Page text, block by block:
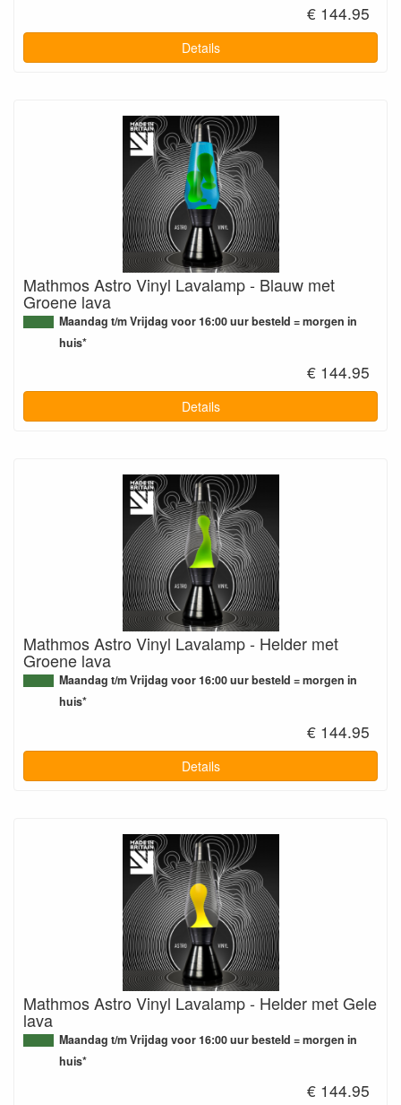
€ 144.95
Details
Mathmos Astro Vinyl Lavalamp - Blauw met
Groene lava
Maandag t/m Vrijdag voor 16:00 uur besteld = morgen in
huis*
€ 144.95
Details
Mathmos Astro Vinyl Lavalamp - Helder met
Groene lava
Maandag t/m Vrijdag voor 16:00 uur besteld = morgen in
huis*
€ 144.95
Details
Mathmos Astro Vinyl Lavalamp - Helder met Gele
lava
Maandag t/m Vrijdag voor 16:00 uur besteld = morgen in
huis*
€ 144.95